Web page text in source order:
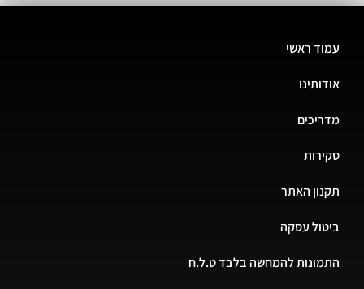
עמוד ראשי
אודותינו
מדריכים
סקירות
תקנון האתר
ביטול עסקה
התמונות להמחשה בלבד ט.ל.ח